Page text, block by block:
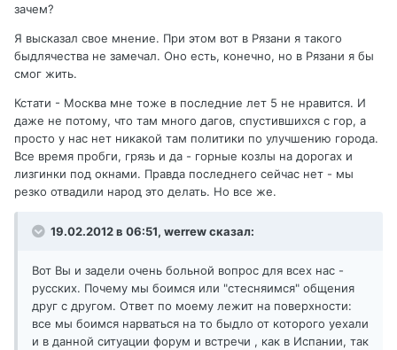
зачем?
Я высказал свое мнение. При этом вот в Рязани я такого
быдлячества не замечал. Оно есть, конечно, но в Рязани я бы
смог жить.
Кстати - Москва мне тоже в последние лет 5 не нравится. И
даже не потому, что там много дагов, спустившихся с гор, а
просто у нас нет никакой там политики по улучшению города.
Все время пробги, грязь и да - горные козлы на дорогах и
лизгинки под окнами. Правда последнего сейчас нет - мы
резко отвадили народ это делать. Но все же.
19.02.2012 в 06:51, werrew сказал:
Вот Вы и задели очень больной вопрос для всех нас -
русских. Почему мы боимся или "стесняимся" общения
друг с другом. Ответ по моему лежит на поверхности:
все мы боимся нарваться на то быдло от которого уехали
и в данной ситуации форум и встречи , как в Испании, так